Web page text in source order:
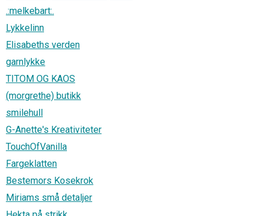
.:melkebart:.
Lykkelinn
Elisabeths verden
garnlykke
TITOM OG KAOS
(morgrethe) butikk
smilehull
G-Anette's Kreativiteter
TouchOfVanilla
Fargeklatten
Bestemors Kosekrok
Miriams små detaljer